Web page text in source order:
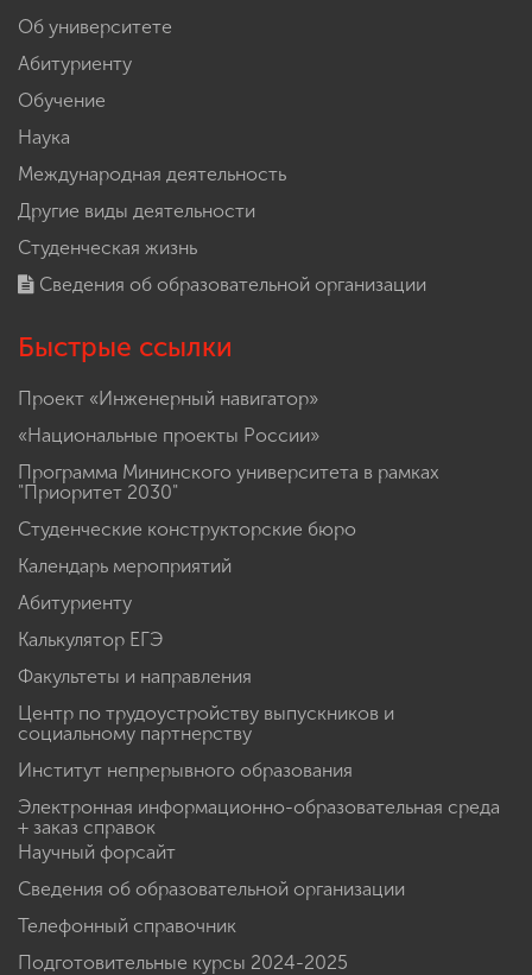
Об университете
Абитуриенту
Обучение
Наука
Международная деятельность
Другие виды деятельности
Студенческая жизнь
Сведения об образовательной организации
Быстрые ссылки
Проект «Инженерный навигатор»
«Национальные проекты России»
Программа Мининского университета в рамках
"Приоритет 2030"
Студенческие конструкторские бюро
Календарь мероприятий
Абитуриенту
Калькулятор ЕГЭ
Факультеты и направления
Центр по трудоустройству выпускников и
социальному партнерству
Институт непрерывного образования
Электронная информационно-образовательная среда
+ заказ справок
Научный форсайт
Сведения об образовательной организации
Телефонный справочник
Подготовительные курсы 2024-2025